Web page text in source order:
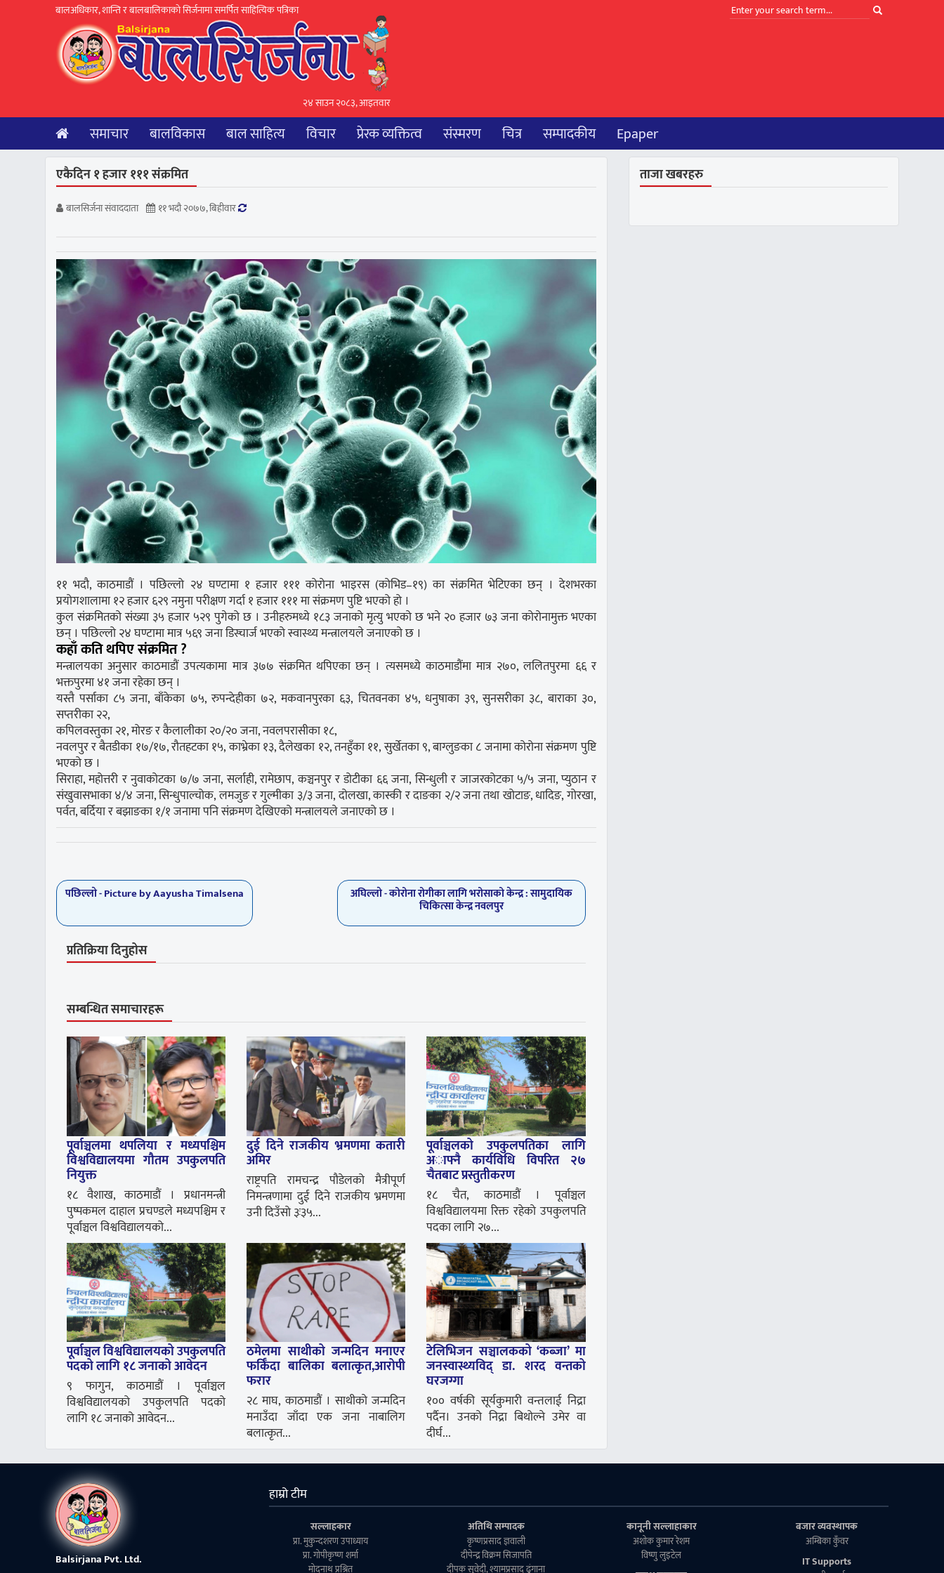
बालअधिकार, शान्ति र बालबालिकाकाे सिर्जनामा समर्पित साहित्यिक पत्रिका
२४ साउन २०८३, आइतवार
समाचार बालविकास बाल साहित्य विचार प्रेरक व्यक्तित्व संस्मरण चित्र सम्पादकीय Epaper
एकैदिन १ हजार १११ संक्रमित
बालसिर्जना संवाददाता ११ भदौ २०७७, बिहीवार
११ भदौ, काठमाडौं । पछिल्लो २४ घण्टामा १ हजार १११ कोरोना भाइरस (कोभिड–१९) का संक्रमित भेटिएका छन् । देशभरका
प्रयोगशालामा १२ हजार ६२९ नमुना परीक्षण गर्दा १ हजार १११ मा संक्रमण पुष्टि भएको हो ।
कुल संक्रमितको संख्या ३५ हजार ५२९ पुगेको छ । उनीहरुमध्ये १८३ जनाको मृत्यु भएको छ भने २० हजार ७३ जना कोरोनामुक्त भएका
छन् । पछिल्लो २४ घण्टामा मात्र ५६९ जना डिस्चार्ज भएको स्वास्थ्य मन्त्रालयले जनाएको छ ।
कहाँ कति थपिए संक्रमित ?
मन्त्रालयका अनुसार काठमाडौं उपत्यकामा मात्र ३७७ संक्रमित थपिएका छन् । त्यसमध्ये काठमाडौंमा मात्र २७०, ललितपुरमा ६६ र
भक्तपुरमा ४१ जना रहेका छन् ।
यस्तै पर्साका ८५ जना, बाँकेका ७५, रुपन्देहीका ७२, मकवानपुरका ६३, चितवनका ४५, धनुषाका ३९, सुनसरीका ३८, बाराका ३०,
सप्तरीका २२,
कपिलवस्तुका २१, मोरङ र कैलालीका २०/२० जना, नवलपरासीका १८,
नवलपुर र बैतडीका १७/१७, रौतहटका १५, काभ्रेका १३, दैलेखका १२, तनहुँका ११, सुर्खेतका ९, बाग्लुङका ८ जनामा कोरोना संक्रमण पुष्टि
भएको छ ।
सिराहा, महोत्तरी र नुवाकोटका ७/७ जना, सर्लाही, रामेछाप, कञ्चनपुर र डोटीका ६६ जना, सिन्धुली र जाजरकोटका ५/५ जना, प्युठान र
संखुवासभाका ४/४ जना, सिन्धुपाल्चोक, लमजुङ र गुल्मीका ३/३ जना, दोलखा, कास्की र दाङका २/२ जना तथा खोटाङ, धादिङ, गोरखा,
पर्वत, बर्दिया र बझाङका १/१ जनामा पनि संक्रमण देखिएको मन्त्रालयले जनाएको छ ।
पछिल्लाे -Picture by Aayusha Timalsena अघिल्लाे -कोरोना रोगीका लागि भरोसाको केन्द्र : सामुदायिक
चिकित्सा केन्द्र नवलपुर
प्रतिक्रिया दिनुहोस
सम्बन्धित समाचारहरू
पूर्वाञ्चलमा थपलिया र मध्यपश्चिम
विश्वविद्यालयमा गौतम उपकुलपति
नियुक्त
१८ वैशाख, काठमाडौं । प्रधानमन्त्री
पुष्पकमल दाहाल प्रचण्डले मध्यपश्चिम र
पूर्वाञ्चल विश्वविद्यालयको...
दुई दिने राजकीय भ्रमणमा कतारी
अमिर
राष्ट्रपति रामचन्द्र पौडेलको मैत्रीपूर्ण
निमन्त्रणामा दुई दिने राजकीय भ्रमणमा
उनी दिउँसो ३ः३५...
पूर्वाञ्चलको उपकुलपतिका लागि
अाफ्नै कार्यविधि विपरित २७
चैतबाट प्रस्तुतीकरण
१८ चैत, काठमाडौं । पूर्वाञ्चल
विश्वविद्यालयमा रिक्त रहेकाे उपकुलपति
पदका लागि २७...
पूर्वाञ्चल विश्वविद्यालयको उपकुलपति
पदको लागि १८ जनाको आवेदन
९ फागुन, काठमाडौं । पूर्वाञ्चल
विश्वविद्यालयको उपकुलपति पदको
लागि १८ जनाको आवेदन...
ठमेलमा साथीको जन्मदिन मनाएर
फर्किँदा बालिका बलात्कृत,आरोपी
फरार
२८ माघ, काठमाडौं । साथीको जन्मदिन
मनाउँदा जाँदा एक जना नाबालिग
बलात्कृत...
टेलिभिजन सञ्चालकको ‘कब्जा’ मा
जनस्वास्थ्यविद् डा. शरद वन्तको
घरजग्गा
१०० वर्षकी सूर्यकुमारी वन्तलाई निद्रा
पर्दैन। उनको निद्रा बिथोल्ने उमेर वा
दीर्घ...
ताजा खबरहरु
Balsirjana Pvt. Ltd.
हाम्रो टीम
सल्लाहकार
प्रा. मुकुन्दशरण उपाध्याय
प्रा. गाेपीकृष्ण शर्मा
माेदनाथ प्रश्रित
अतिथि सम्पादक
कृष्णप्रसाद ज्ञवाली
दीपेन्द्र विक्रम सिजापति
दीपक सुवेदी, श्यामप्रसाद ढुंगाना
कानूनी सल्लाहाकार
अशाेक कुमार रेशम
विष्णु लुइटेल
बजार व्यवस्थापक
अम्बिका कुँवर
IT Supports